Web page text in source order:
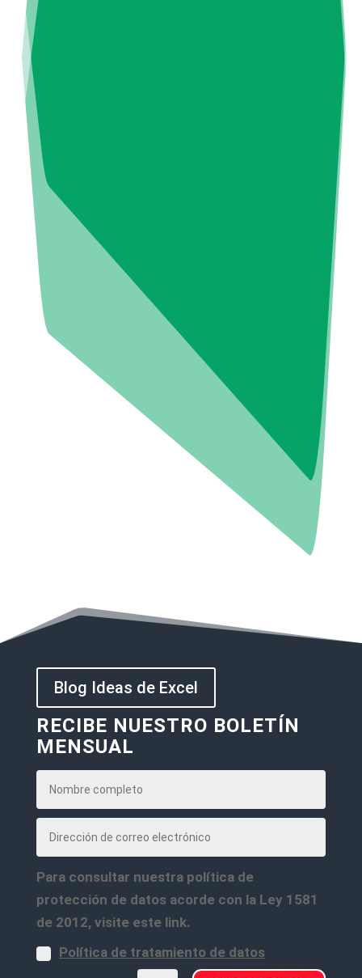
Blog Ideas de Excel
RECIBE NUESTRO BOLETÍN
MENSUAL
Para consultar nuestra política de
protección de datos acorde con la Ley 1581
de 2012, visite este link.
Política de tratamiento de datos